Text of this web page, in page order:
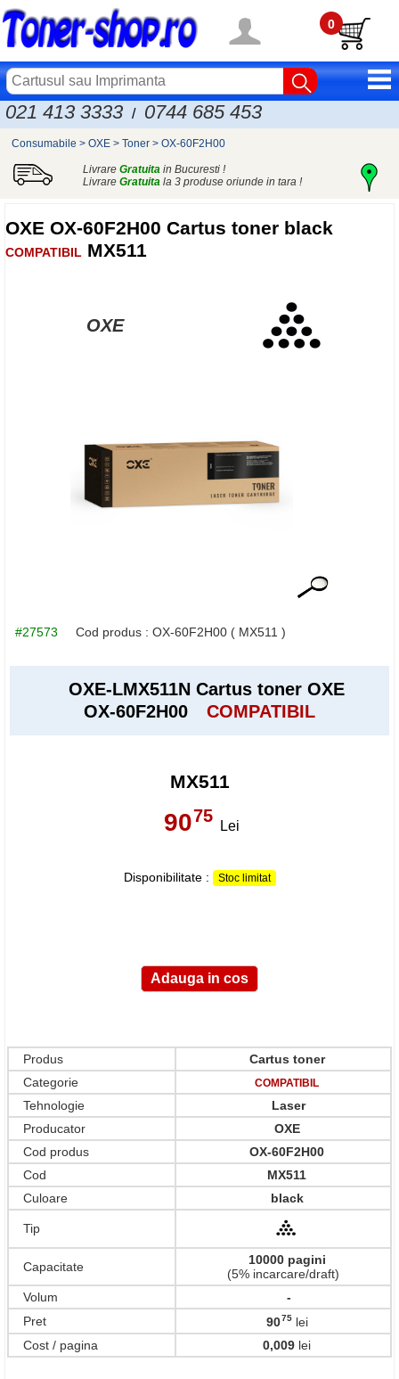
0
021 413 3333 / 0744 685 453
Consumabile > OXE > Toner > OX-60F2H00
Livrare Gratuitain Bucuresti !
Livrare Gratuitala 3 produse oriunde in tara !
OXE OX-60F2H00 Cartus toner black
COMPATIBIL MX511
OXE
#27573 Cod produs : OX-60F2H00 ( MX511 )
OXE-LMX511N Cartus toner OXE
OX-60F2H00
COMPATIBIL
MX511
9075
Lei
Disponibilitate : Stoc limitat
Produs
Cartus toner
Categorie
COMPATIBIL
Tehnologie
Laser
Producator
OXE
Cod produs
OX-60F2H00
Cod
MX511
Culoare
black
Tip
Capacitate
10000 pagini
(5% incarcare/draft)
Volum
-
Pret
90,75lei
Cost / pagina
0,009 lei